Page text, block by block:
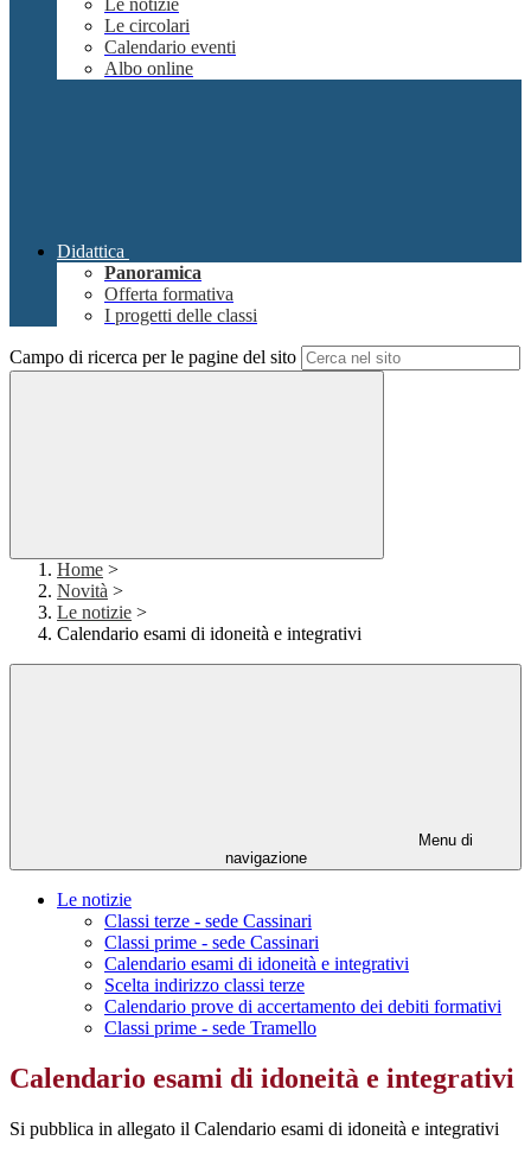
Le notizie
Le circolari
Calendario eventi
Albo online
Didattica
Panoramica
Offerta formativa
I progetti delle classi
Campo di ricerca per le pagine del sito
Home >
Novità >
Le notizie >
Calendario esami di idoneità e integrativi
Menu di
navigazione
Le notizie
Classi terze - sede Cassinari
Classi prime - sede Cassinari
Calendario esami di idoneità e integrativi
Scelta indirizzo classi terze
Calendario prove di accertamento dei debiti formativi
Classi prime - sede Tramello
Calendario esami di idoneità e integrativi
Si pubblica in allegato il Calendario esami di idoneità e integrativi